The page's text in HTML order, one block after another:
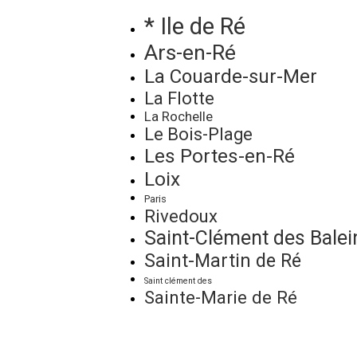
* Ile de Ré
Ars-en-Ré
La Couarde-sur-Mer
La Flotte
La Rochelle
Le Bois-Plage
Les Portes-en-Ré
Loix
Paris
Rivedoux
Saint-Clément des
Saint-Martin de Ré
Saint clément des
Sainte-Marie de Ré